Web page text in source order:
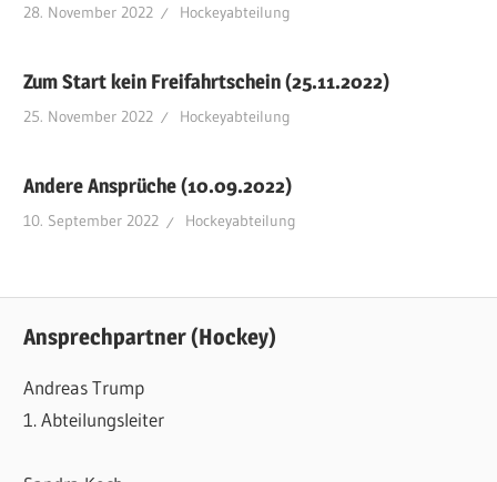
28. November 2022 Hockeyabteilung
Zum Start kein Freifahrtschein (25.11.2022)
25. November 2022 Hockeyabteilung
Andere Ansprüche (10.09.2022)
10. September 2022 Hockeyabteilung
Ansprechpartner (Hockey)
Andreas Trump
1. Abteilungsleiter